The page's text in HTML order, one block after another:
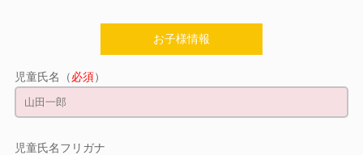
お子様情報
児童氏名（必須）
児童氏名フリガナ